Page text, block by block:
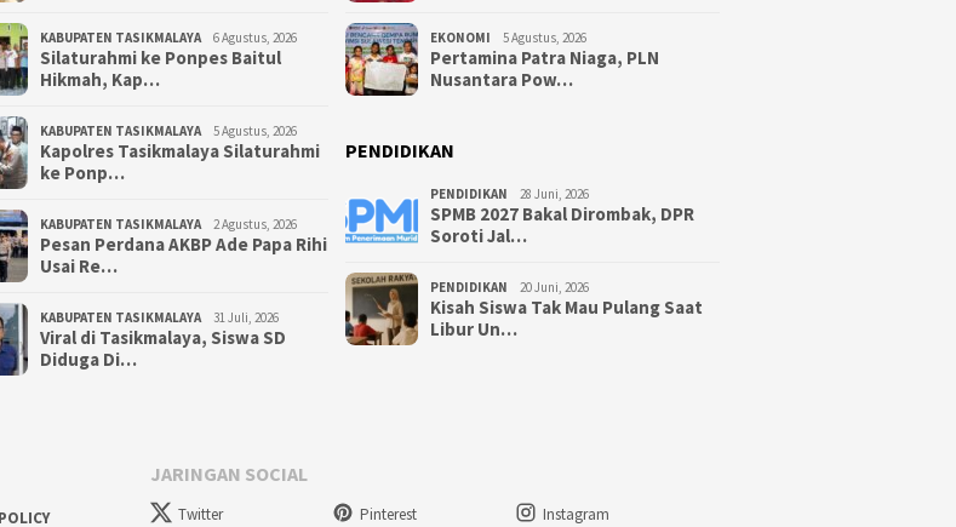
KABUPATEN TASIKMALAYA 6 Agustus, 2026
Silaturahmi ke Ponpes Baitul
Hikmah, Kap…
KABUPATEN TASIKMALAYA 5 Agustus, 2026
Kapolres Tasikmalaya Silaturahmi
ke Ponp…
KABUPATEN TASIKMALAYA 2 Agustus, 2026
Pesan Perdana AKBP Ade Papa Rihi
Usai Re…
KABUPATEN TASIKMALAYA 31 Juli, 2026
Viral di Tasikmalaya, Siswa SD
Diduga Di…
EKONOMI 5 Agustus, 2026
Pertamina Patra Niaga, PLN
Nusantara Pow…
PENDIDIKAN
PENDIDIKAN 28 Juni, 2026
SPMB 2027 Bakal Dirombak, DPR
Soroti Jal…
PENDIDIKAN 20 Juni, 2026
Kisah Siswa Tak Mau Pulang Saat
Libur Un…
JARINGAN SOCIAL
Twitter Pinterest Instagram